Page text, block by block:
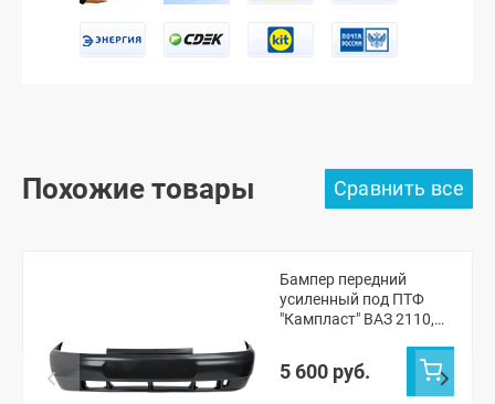
Похожие товары
Бампер передний
усиленный под ПТФ
"Кампласт" ВАЗ 2110,
5 600 руб.